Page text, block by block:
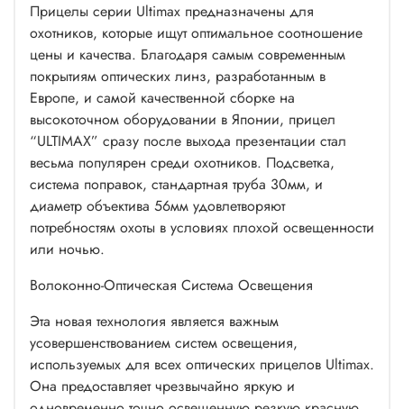
Прицелы серии Ultimax предназначены для
охотников, которые ищут оптимальное соотношение
цены и качества. Благодаря самым современным
покрытиям оптических линз, разработанным в
Европе, и самой качественной сборке на
высокоточном оборудовании в Японии, прицел
“ULTIMAX” сразу после выхода презентации стал
весьма популярен среди охотников. Подсветка,
система поправок, стандартная труба 30мм, и
диаметр объектива 56мм удовлетворяют
потребностям охоты в условиях плохой освещенности
или ночью.
Волоконно-Оптическая Система Освещения
Эта новая технология является важным
усовершенствованием систем освещения,
используемых для всех оптических прицелов Ultimax.
Она предоставляет чрезвычайно яркую и